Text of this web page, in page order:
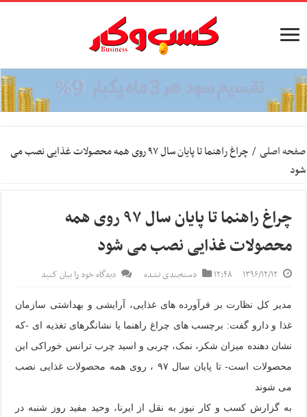
صفحه اصلی /
چراغ راهنما تا پایان سال ۹۷ روی همه محصولات غذایی نصب می
شود
چراغ راهنما تا پایان سال ۹۷ روی همه
محصولات غذایی نصب می شود
۱۳۹۶/۱۲/۱۲ ۱۲:۴۸ دسته‌بندی نشده دیدگاه خود را بیان کنید
مدیر کل نظارت بر فرآورده های غذایی، آرایشی و بهداشتی سازمان
غذا و دارو گفت: برچسب های چراغ راهنما یا نشانگرهای تغذیه ای -که
نشان دهنده میزان شکر، نمک، چربی و اسید چرب ترانس خوراکی این
محصولات است- تا پایان سال ۹۷ ، روی همه محصولات غذایی نصب
می شوند
به گزارش کسب و کار نیوز به نقل از ایرنا، وحید مفید روز شنبه در